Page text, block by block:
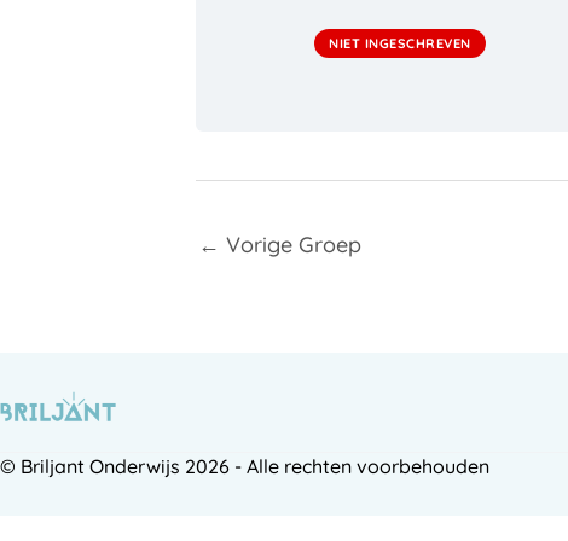
NIET INGESCHREVEN
← Vorige Groep
© Briljant Onderwijs 2026 - Alle rechten voorbehouden